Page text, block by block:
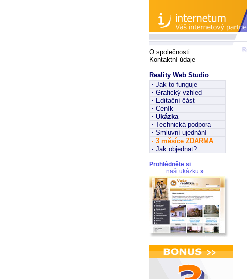
O společnosti
Kontaktní údaje
Reality Web Studio
· Jak to funguje
· Grafický vzhled
· Editační část
· Ceník
· Ukázka
· Technická podpora
· Smluvní ujednání
· 3 měsíce ZDARMA
· Jak objednat?
Prohlédněte si
naši ukázku »